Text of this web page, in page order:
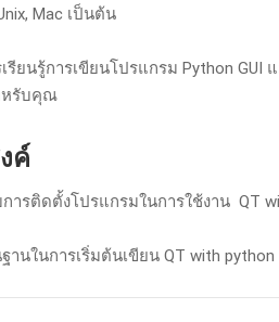
Mac เป็นต้น
ยนรู้การเขียนโปรแกรม Python GUI
หรับคุณ
ค์
การติดตั้งโปรแกรมในการใช้งาน QT
านในการเริ่มต้นเขียน QT with python